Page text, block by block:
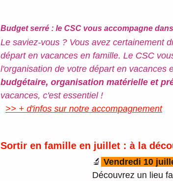
Budget serré : le CSC vous accompagne
Le saviez-vous ? Vous avez certainement
départ en vacances en famille. Le CSC
l'organisation de votre départ en vacances
budgétaire, organisation matérielle et
vacances, c'est essentiel !
>> + d'infos sur notre accompagnement
Sortir en famille en juillet : à la
🔬 Vendredi 10
Découvrez un lieu